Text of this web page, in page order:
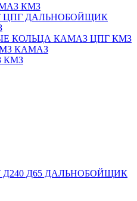
КМЗ
ЦПГ ДАЛЬНОБОЙЩИК
КОЛЬЦА КАМАЗ ЦПГ КМЗ
КАМАЗ
КМЗ
Д65 ДАЛЬНОБОЙЩИК